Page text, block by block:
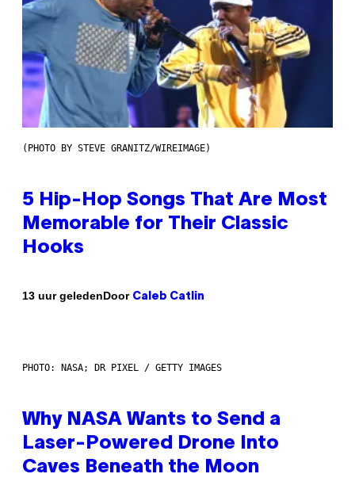
(PHOTO BY STEVE GRANITZ/WIREIMAGE)
5 Hip-Hop Songs That Are Most
Memorable for Their Classic
Hooks
13 uur geledenDoor Caleb Catlin
PHOTO: NASA; DR PIXEL / GETTY IMAGES
Why NASA Wants to Send a
Laser-Powered Drone Into
Caves Beneath the Moon